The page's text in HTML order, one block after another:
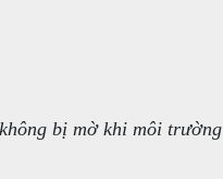
bị mờ khi môi trường